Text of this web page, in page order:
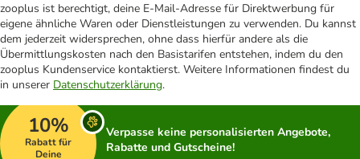
zooplus ist berechtigt, deine E-Mail-Adresse für Direktwerbung für
eigene ähnliche Waren oder Dienstleistungen zu verwenden. Du kannst
dem jederzeit widersprechen, ohne dass hierfür andere als die
Übermittlungskosten nach den Basistarifen entstehen, indem du den
zooplus Kundenservice kontaktierst. Weitere Informationen findest du
in unserer Datenschutzerklärung.
10%
Rabatt für
Deine
Verpasse keine personalisierten Angebote,
Rabatte und Gutscheine!